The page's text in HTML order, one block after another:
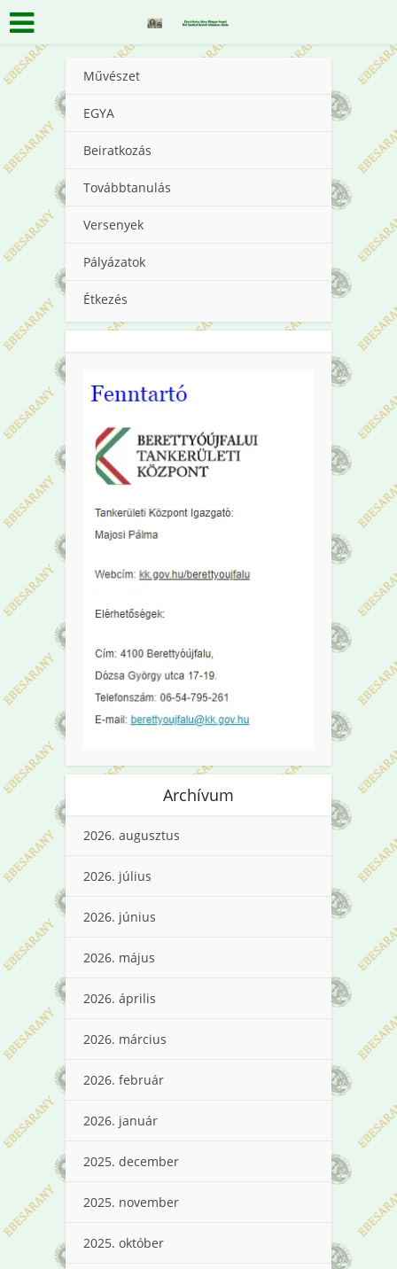
Művészet
EGYA
Beiratkozás
Továbbtanulás
Versenyek
Pályázatok
Étkezés
Archívum
2026. augusztus
2026. július
2026. június
2026. május
2026. április
2026. március
2026. február
2026. január
2025. december
2025. november
2025. október